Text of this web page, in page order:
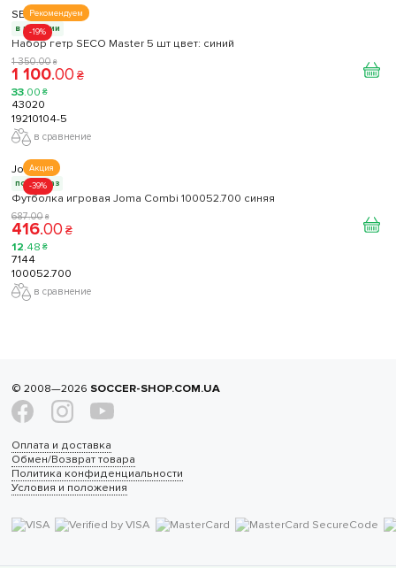
Рекомендуем
-19%
SECO
в наличии
Набор гетр SECO Master 5 шт цвет: синий
1 350.00 ₴
1 100.00 ₴
33.00 ₴
43020
19210104-5
в сравнение
Акция
-39%
Joma
под заказ
Футболка игровая Joma Combi 100052.700 синяя
687.00 ₴
416.00 ₴
12.48 ₴
7144
100052.700
в сравнение
© 2008—2026 SOCCER-SHOP.COM.UA
Оплата и доставка
Обмен/Возврат товара
Политика конфиденциальности
Условия и положения